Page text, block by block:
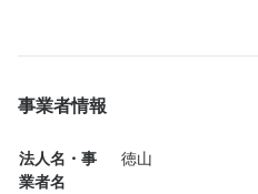
ご飯もお酒も進む感じ。炭火な
店内も落ち着いた雰囲気で居心地
良かったです。スタッフさんの接
ました。
しっかり美味しい焼肉を食べたい
事業者情報
法人名・事
業者名
徳山